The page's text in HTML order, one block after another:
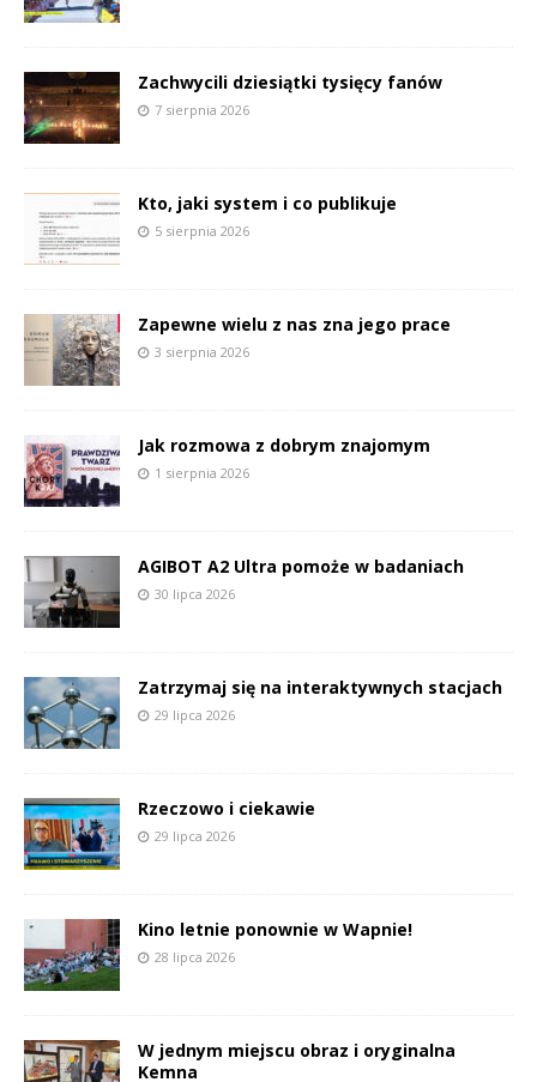
Zachwycili dziesiątki tysięcy fanów
7 sierpnia 2026
Kto, jaki system i co publikuje
5 sierpnia 2026
Zapewne wielu z nas zna jego prace
3 sierpnia 2026
Jak rozmowa z dobrym znajomym
1 sierpnia 2026
AGIBOT A2 Ultra pomoże w badaniach
30 lipca 2026
Zatrzymaj się na interaktywnych stacjach
29 lipca 2026
Rzeczowo i ciekawie
29 lipca 2026
Kino letnie ponownie w Wapnie!
28 lipca 2026
W jednym miejscu obraz i oryginalna
Kemna